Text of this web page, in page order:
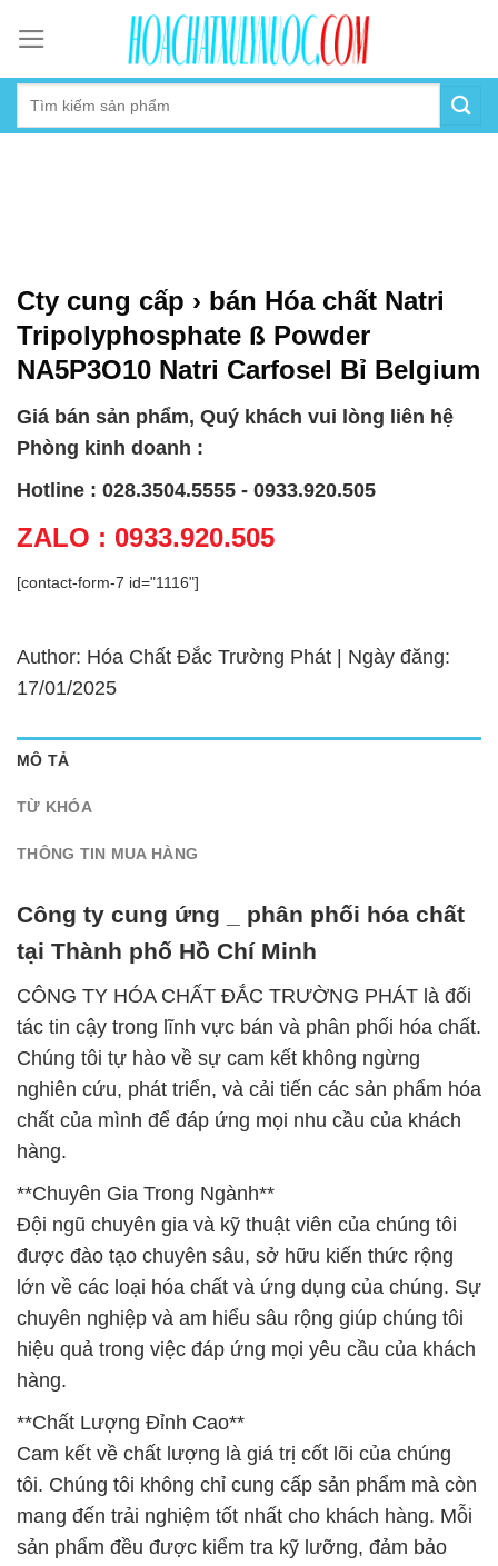
content
Cty cung cấp › bán Hóa chất Natri
Tripolyphosphate ß Powder
NA5P3O10 Natri Carfosel Bỉ Belgium
Giá bán sản phẩm, Quý khách vui lòng liên hệ
Phòng kinh doanh :
Hotline : 028.3504.5555 - 0933.920.505
ZALO : 0933.920.505
[contact-form-7 id="1116"]
Author: Hóa Chất Đắc Trường Phát | Ngày đăng:
17/01/2025
MÔ TẢ
TỪ KHÓA
THÔNG TIN MUA HÀNG
Công ty cung ứng _ phân phối hóa chất
tại Thành phố Hồ Chí Minh
CÔNG TY HÓA CHẤT ĐẮC TRƯỜNG PHÁT là đối
tác tin cậy trong lĩnh vực bán và phân phối hóa chất.
Chúng tôi tự hào về sự cam kết không ngừng
nghiên cứu, phát triển, và cải tiến các sản phẩm hóa
chất của mình để đáp ứng mọi nhu cầu của khách
hàng.
**Chuyên Gia Trong Ngành**
Đội ngũ chuyên gia và kỹ thuật viên của chúng tôi
được đào tạo chuyên sâu, sở hữu kiến thức rộng
lớn về các loại hóa chất và ứng dụng của chúng. Sự
chuyên nghiệp và am hiểu sâu rộng giúp chúng tôi
hiệu quả trong việc đáp ứng mọi yêu cầu của khách
hàng.
**Chất Lượng Đỉnh Cao**
Cam kết về chất lượng là giá trị cốt lõi của chúng
tôi. Chúng tôi không chỉ cung cấp sản phẩm mà còn
mang đến trải nghiệm tốt nhất cho khách hàng. Mỗi
sản phẩm đều được kiểm tra kỹ lưỡng, đảm bảo